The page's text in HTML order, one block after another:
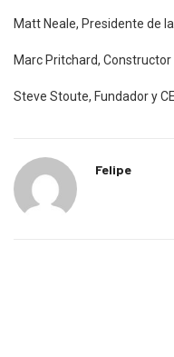
Matt Neale, Presidente de
Marc Pritchard, Constructor
Steve Stoute, Fundador y
Felipe